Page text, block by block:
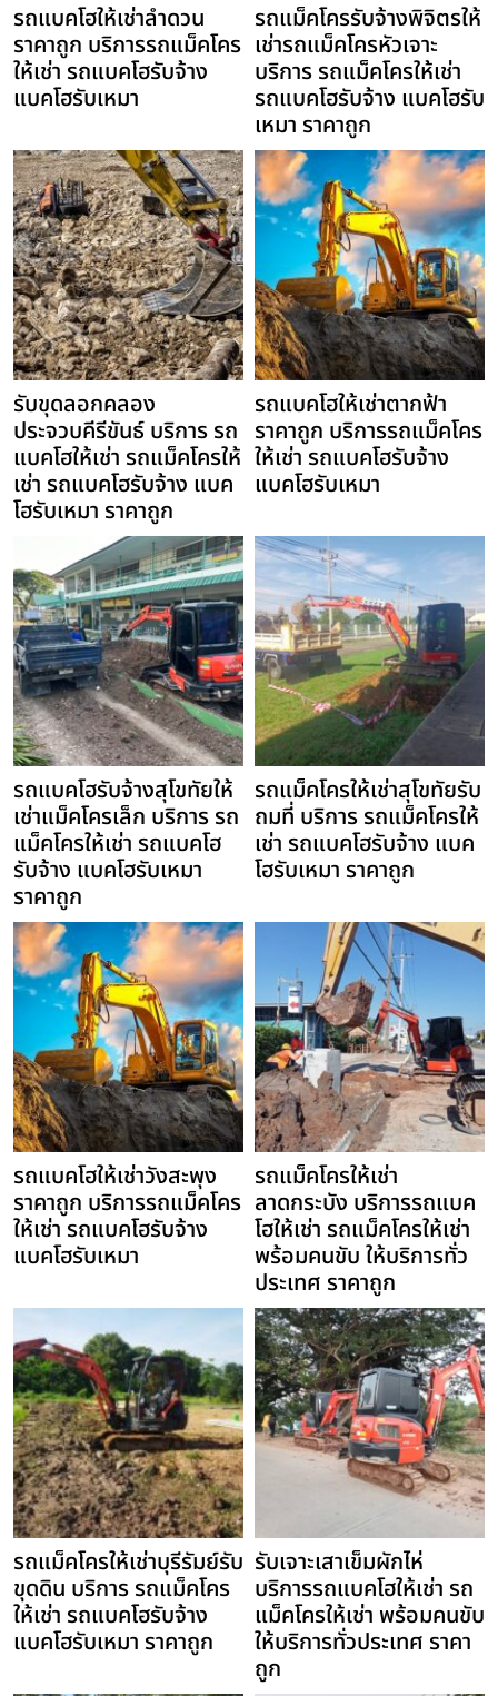
รถแบคโฮให้เช่าลำดวน
ราคาถูก บริการรถแม็คโคร
ให้เช่า รถแบคโฮรับจ้าง
แบคโฮรับเหมา
รถแม็คโครรับจ้างพิจิตรให้
เช่ารถแม็คโครหัวเจาะ
บริการ รถแม็คโครให้เช่า
รถแบคโฮรับจ้าง แบคโฮรับ
เหมา ราคาถูก
รับขุดลอกคลอง
ประจวบคีรีขันธ์ บริการ รถ
แบคโฮให้เช่า รถแม็คโครให้
เช่า รถแบคโฮรับจ้าง แบค
โฮรับเหมา ราคาถูก
รถแบคโฮให้เช่าตากฟ้า
ราคาถูก บริการรถแม็คโคร
ให้เช่า รถแบคโฮรับจ้าง
แบคโฮรับเหมา
รถแบคโฮรับจ้างสุโขทัยให้
เช่าแม็คโครเล็ก บริการ รถ
แม็คโครให้เช่า รถแบคโฮ
รับจ้าง แบคโฮรับเหมา
ราคาถูก
รถแม็คโครให้เช่าสุโขทัยรับ
ถมที่ บริการ รถแม็คโครให้
เช่า รถแบคโฮรับจ้าง แบค
โฮรับเหมา ราคาถูก
รถแบคโฮให้เช่าวังสะพุง
ราคาถูก บริการรถแม็คโคร
ให้เช่า รถแบคโฮรับจ้าง
แบคโฮรับเหมา
รถแม็คโครให้เช่า
ลาดกระบัง บริการรถแบค
โฮให้เช่า รถแม็คโครให้เช่า
พร้อมคนขับ ให้บริการทั่ว
ประเทศ ราคาถูก
รถแม็คโครให้เช่าบุรีรัมย์รับ
ขุดดิน บริการ รถแม็คโคร
ให้เช่า รถแบคโฮรับจ้าง
แบคโฮรับเหมา ราคาถูก
รับเจาะเสาเข็มผักไห่
บริการรถแบคโฮให้เช่า รถ
แม็คโครให้เช่า พร้อมคนขับ
ให้บริการทั่วประเทศ ราคา
ถูก